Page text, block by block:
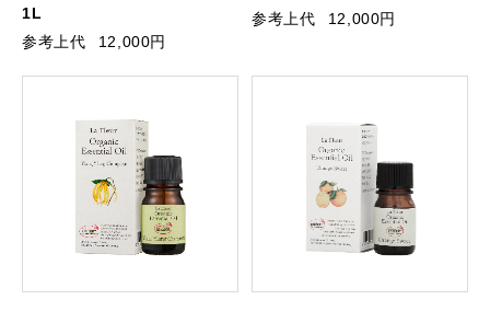
1L
参考上代
12,000円
参考上代
12,000円